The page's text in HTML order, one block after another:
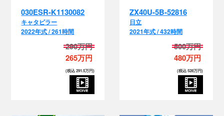
030ESR-K1130082
キャタピラー
2022年式 / 261時間
290万円
265万円
(税込 291.5万円)
ZX40U-5B-52816
日立
2021年式 / 432時間
500万円
480万円
(税込 528万円)